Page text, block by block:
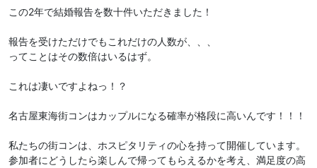
この2年で結婚報告を数十件いただきました！
報告を受けただけでもこれだけの人数が、、、
ってことはその数倍はいるはず。
これは凄いですよねっ！？
名古屋東海街コンはカップルになる確率が格段に高いんです！！！
私たちの街コンは、ホスピタリティの心を持って開催しています。
参加者にどうしたら楽しんで帰ってもらえるかを考え、満足度の高